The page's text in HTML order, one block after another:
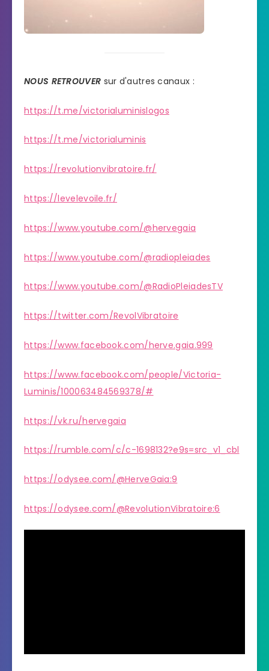
NOUS RETROUVER sur d'autres canaux :
https://t.me/victorialuminislogos
https://t.me/victorialuminis
https://revolutionvibratoire.fr/
https://levelevoile.fr/
https://www.youtube.com/@hervegaia
https://www.youtube.com/@radiopleiades
https://www.youtube.com/@RadioPleiadesTV
https://twitter.com/RevolVibratoire
https://www.facebook.com/herve.gaia.999
https://www.facebook.com/people/Victoria-
Luminis/100063484569378/#
https://vk.ru/hervegaia
https://rumble.com/c/c-1698132?e9s=src_v1_cbl
https://odysee.com/@HerveGaia:9
https://odysee.com/@RevolutionVibratoire:6